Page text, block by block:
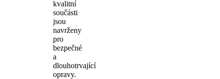
kvalitní
součásti
jsou
navrženy
pro
bezpečné
a
dlouhotrvající
opravy.